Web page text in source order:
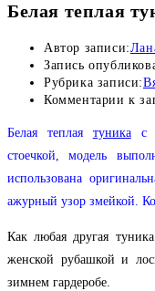
Белая теплая
Автор записи:
Запись
Рубрика записи:
Комментарии к
Белая теплая туникас
стоечкой, модель
использована
ажурный узор змейкой.
Как любая другая
женской рубашкой и
зимнем гардеробе.